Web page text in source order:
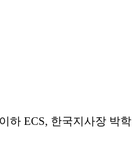
하 ECS, 한국지사장 박